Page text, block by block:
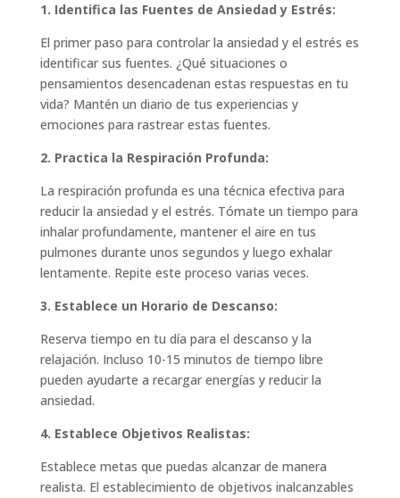
1. Identifica las Fuentes de Ansiedad y Estrés:
El primer paso para controlar la ansiedad y el estrés es
identificar sus fuentes. ¿Qué situaciones o
pensamientos desencadenan estas respuestas en tu
vida? Mantén un diario de tus experiencias y
emociones para rastrear estas fuentes.
2. Practica la Respiración Profunda:
La respiración profunda es una técnica efectiva para
reducir la ansiedad y el estrés. Tómate un tiempo para
inhalar profundamente, mantener el aire en tus
pulmones durante unos segundos y luego exhalar
lentamente. Repite este proceso varias veces.
3. Establece un Horario de Descanso:
Reserva tiempo en tu día para el descanso y la
relajación. Incluso 10-15 minutos de tiempo libre
pueden ayudarte a recargar energías y reducir la
ansiedad.
4. Establece Objetivos Realistas:
Establece metas que puedas alcanzar de manera
realista. El establecimiento de objetivos inalcanzables